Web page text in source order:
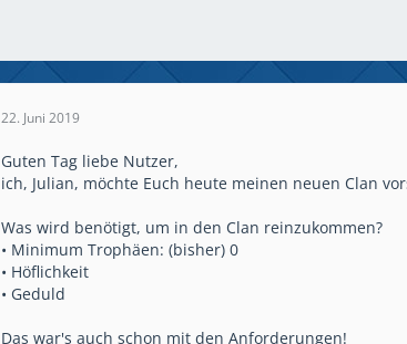
22. Juni 2019
Guten Tag liebe Nutzer,
ich, Julian, möchte Euch heute meinen neuen Clan
Was wird benötigt, um in den Clan reinzukommen?
• Minimum Trophäen: (bisher) 0
• Höflichkeit
• Geduld
Das war's auch schon mit den Anforderungen!